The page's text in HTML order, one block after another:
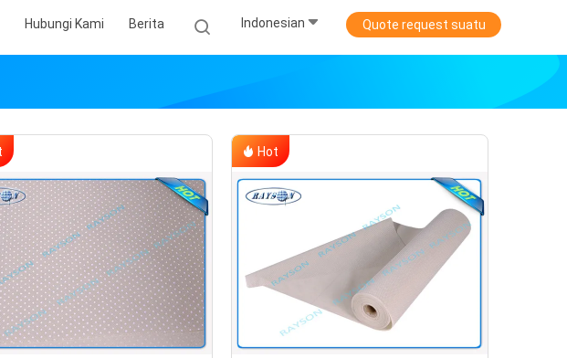
Hubungi Kami Berita Indonesian Quote request suatu
Hot